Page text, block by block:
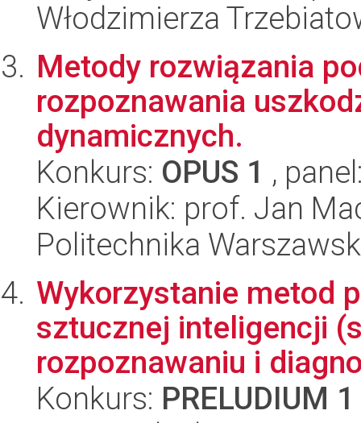
Włodzimierza
Metody rozwiązania
rozpoznawania
dynamicznych.
Konkurs: OPUS 1 ,
Kierownik: prof. Jan
Politechnika
Wykorzystanie metod
sztucznej inteligencji
rozpoznawaniu i
Konkurs: PRELUDIUM 1